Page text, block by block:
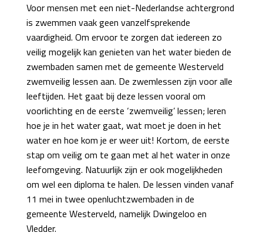
Voor mensen met een niet-Nederlandse achtergrond
is zwemmen vaak geen vanzelfsprekende
vaardigheid. Om ervoor te zorgen dat iedereen zo
veilig mogelijk kan genieten van het water bieden de
zwembaden samen met de gemeente Westerveld
zwemveilig lessen aan. De zwemlessen zijn voor alle
leeftijden. Het gaat bij deze lessen vooral om
voorlichting en de eerste ‘zwemveilig’ lessen; leren
hoe je in het water gaat, wat moet je doen in het
water en hoe kom je er weer uit! Kortom, de eerste
stap om veilig om te gaan met al het water in onze
leefomgeving. Natuurlijk zijn er ook mogelijkheden
om wel een diploma te halen. De lessen vinden vanaf
11 mei in twee openluchtzwembaden in de
gemeente Westerveld, namelijk Dwingeloo en
Vledder.